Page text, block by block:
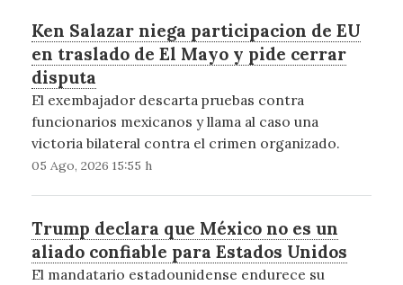
Ken Salazar niega participacion de EU
en traslado de El Mayo y pide cerrar
disputa
El exembajador descarta pruebas contra
funcionarios mexicanos y llama al caso una
victoria bilateral contra el crimen organizado.
05 Ago, 2026 15:55 h
Trump declara que México no es un
aliado confiable para Estados Unidos
El mandatario estadounidense endurece su